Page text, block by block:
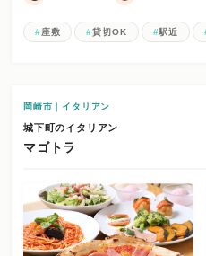
座敷 貸切OK 駅近
岡崎市｜イタリアン
城下町のイタリアン
マゴトラ